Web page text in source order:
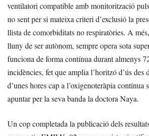
ventilatori compatible amb monitorització
no sent per si mateixa criteri d’exclusió la
llista de comorbiditats no respiratòries. A
lluny de ser autònom, sempre opera sota
funciona de forma contínua durant almenys
incidències, fet que amplia l’horitzó d’ús des
d’unes hores cap a l’oxigenoteràpia contínua
apuntar per la seva banda la doctora Naya.
Un cop completada la publicació dels